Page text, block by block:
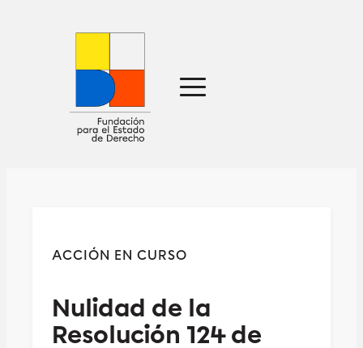
ACCIÓN EN CURSO
Nulidad de la
Resolución 124 de